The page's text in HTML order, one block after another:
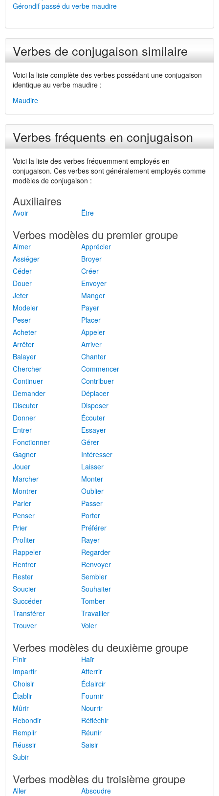
Gérondif passé du verbe maudire
Verbes de conjugaison similaire
Voici la liste complète des verbes possédant une conjugaison
identique au verbe maudire :
Maudire
Verbes fréquents en conjugaison
Voici la liste des verbes fréquemment employés en
conjugaison. Ces verbes sont généralement employés comme
modèles de conjugaison :
Auxiliaires
Avoir Être
Verbes modèles du premier groupe
Aimer
Apprécier
Assiéger
Broyer
Céder
Créer
Douer
Envoyer
Jeter
Manger
Modeler
Payer
Peser
Placer
Acheter
Appeler
Arrêter
Arriver
Balayer
Chanter
Chercher
Commencer
Continuer
Contribuer
Demander
Déplacer
Discuter
Disposer
Donner
Écouter
Entrer
Essayer
Fonctionner
Gérer
Gagner
Intéresser
Jouer
Laisser
Marcher
Monter
Montrer
Oublier
Parler
Passer
Penser
Porter
Prier
Préférer
Profiter
Rayer
Rappeler
Regarder
Rentrer
Renvoyer
Rester
Sembler
Soucier
Souhaiter
Succéder
Tomber
Transférer
Travailler
Trouver
Voler
Verbes modèles du deuxième groupe
Finir
Haïr
Impartir
Atterrir
Choisir
Éclaircir
Établir
Fournir
Mûrir
Nourrir
Rebondir
Réfléchir
Remplir
Réunir
Réussir
Saisir
Subir
Verbes modèles du troisième groupe
Aller
Absoudre